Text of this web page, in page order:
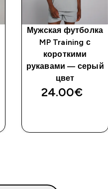
Мужская футболка
MP Training с
короткими
рукавами — серый
цвет
24.00€‎